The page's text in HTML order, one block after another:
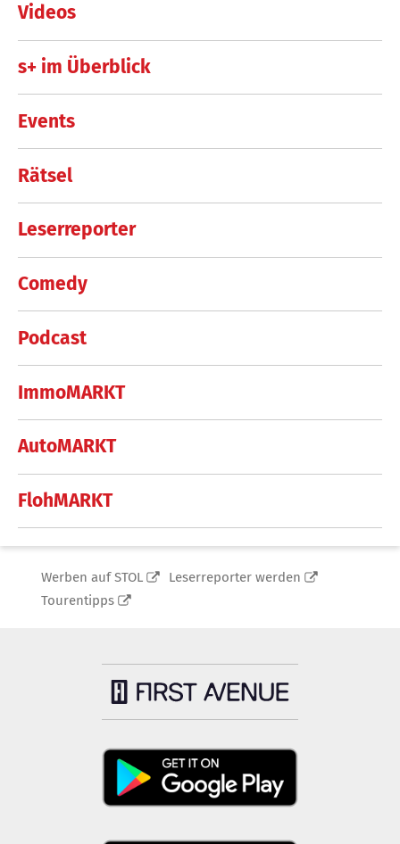
Videos
s+ im Überblick
Events
Rätsel
Leserreporter
Comedy
Podcast
ImmoMARKT
AutoMARKT
FlohMARKT
Werben auf STOL
Leserreporter werden
Tourentipps